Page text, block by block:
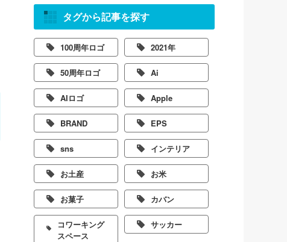
タグから記事を探す
100周年ロゴ 2021年
50周年ロゴ Ai
AIロゴ Apple
BRAND EPS
sns インテリア
お土産 お米
お菓子 カバン
コワーキング
スペース
サッカー